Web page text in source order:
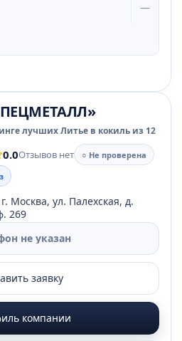
—
лучших Литье в кокиль из 12
0.0Отзывов нет
○ Не проверена
Москва, ул. Палехская, д.
269
не указан
заявку
компании